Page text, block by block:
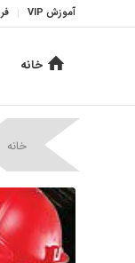
آموزش VIP
خانه
خانه